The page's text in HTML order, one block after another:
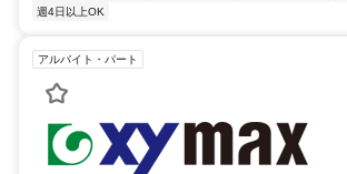
週4日以上OK
アルバイト・パート